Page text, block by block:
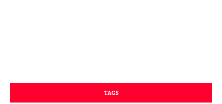
TAGS